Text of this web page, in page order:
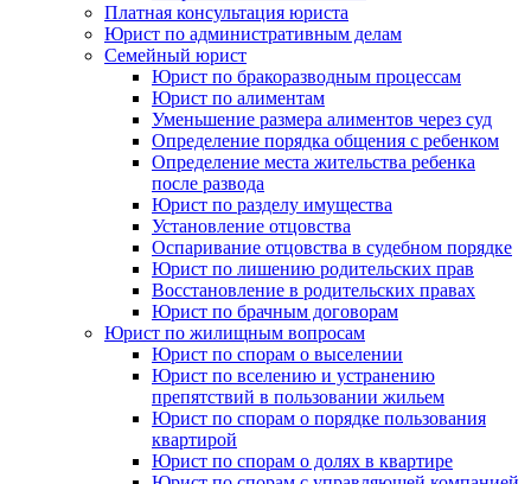
Платная консультация юриста
Юрист по административным делам
Семейный юрист
Юрист по бракоразводным процессам
Юрист по алиментам
Уменьшение размера алиментов через суд
Определение порядка общения с ребенком
Определение места жительства ребенка
после развода
Юрист по разделу имущества
Установление отцовства
Оспаривание отцовства в судебном порядке
Юрист по лишению родительских прав
Восстановление в родительских правах
Юрист по брачным договорам
Юрист по жилищным вопросам
Юрист по спорам о выселении
Юрист по вселению и устранению
препятствий в пользовании жильем
Юрист по спорам о порядке пользования
квартирой
Юрист по спорам о долях в квартире